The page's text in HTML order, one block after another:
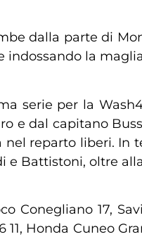
dalla parte di
indossando la
serie per la
e dal capitano
nel reparto liberi. In
e Battistoni, oltre
Conegliano 17,
11, Honda Cuneo